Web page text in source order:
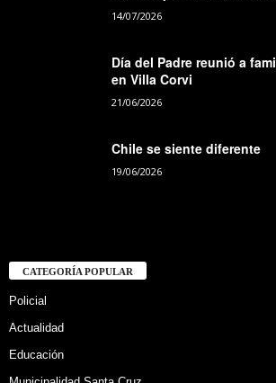
14/07/2026
Día del Padre reunió a
en Villa Corvi
21/06/2026
Chile se siente diferente
19/06/2026
CATEGORÍA POPULAR
Policial
Actualidad
Educación